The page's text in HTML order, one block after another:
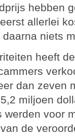
hebben
allerlei
niets
heeft
dan zeven
miljoen
voor
de